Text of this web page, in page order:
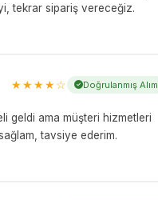
tekrar sipariş vereceğiz.
★★★★☆ Doğrulanmış Alım
geldi ama müşteri hizmetleri
tavsiye ederim.